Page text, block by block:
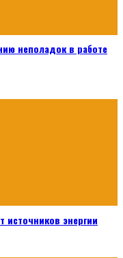
неполадок в работе
энергии